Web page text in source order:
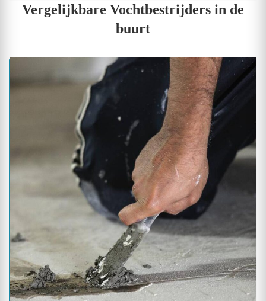
Vergelijkbare Vochtbestrijders in de
buurt